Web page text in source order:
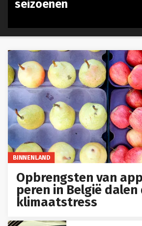
BINNENLAND
Opbrengsten van
peren in België
klimaatstress
seizoenen